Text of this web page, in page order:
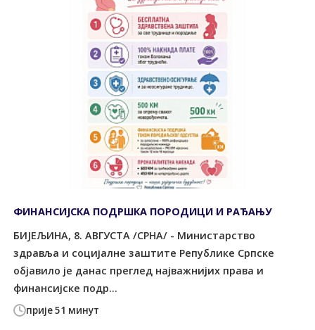
прије 51 минут
ФИНАНСИЈСКА ПОДРШКА ПОРОДИЦИ И РАЂАЊУ
БИЈЕЉИНА, 8. АВГУСТА /СРНА/ - Министарство
здравља и социјалне заштите Републике Српске
објавило је данас преглед најважнијих права и
финансијске подр...